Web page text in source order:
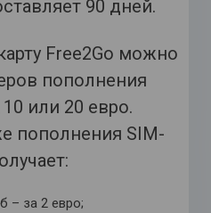
90 дней.
Free2Go можно
пополнения
или 20 евро.
пополнения SIM-
– за 2 евро;